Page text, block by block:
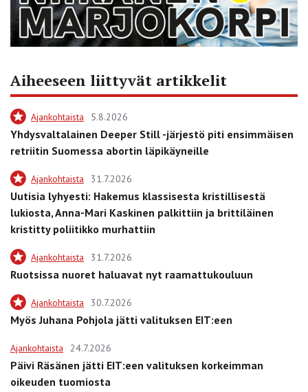
Aiheeseen liittyvät artikkelit
Ajankohtaista 5.8.2026
Yhdysvaltalainen Deeper Still -järjestö piti ensimmäisen
retriitin Suomessa abortin läpikäyneille
Ajankohtaista 31.7.2026
Uutisia lyhyesti: Hakemus klassisesta kristillisestä
lukiosta, Anna-Mari Kaskinen palkittiin ja brittiläinen
kristitty poliitikko murhattiin
Ajankohtaista 31.7.2026
Ruotsissa nuoret haluavat nyt raamattukouluun
Ajankohtaista 30.7.2026
Myös Juhana Pohjola jätti valituksen EIT:een
Ajankohtaista 24.7.2026
Päivi Räsänen jätti EIT:een valituksen korkeimman
oikeuden tuomiosta